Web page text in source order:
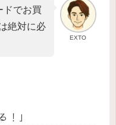
EXTO
ドでお買
絶対に必
」